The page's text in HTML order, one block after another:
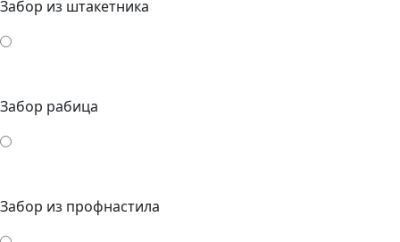
Забор из штакетника
Забор рабица
Забор из профнастила